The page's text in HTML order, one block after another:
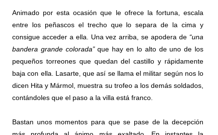
Animado por esta ocasión que le ofrece la fortuna, escala
entre los peñascos el trecho que lo separa de la cima y
consigue acceder a ella. Una vez arriba, se apodera de “una
bandera grande colorada”que hay en lo alto de uno de los
pequeños torreones que quedan del castillo y rápidamente
baja con ella. Lasarte, que así se llama el militar según nos lo
dicen Hita y Mármol, muestra su trofeo a los demás soldados,
contándoles que el paso a la villa está franco.
Bastan unos momentos para que se pase de la decepción